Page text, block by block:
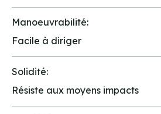
Manoeuvrabilité:
Facile à diriger
Solidité:
Résiste aux moyens impacts